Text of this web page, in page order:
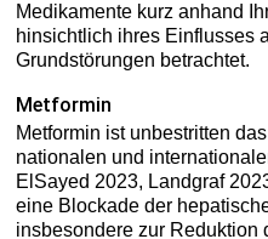
Medikamente kurz anhand
hinsichtlich ihres Einflusses
Grundstörungen betrachtet.
Metformin
Metformin ist unbestritten
nationalen und
ElSayed 2023, Landgraf
eine Blockade der
insbesondere zur Reduktion